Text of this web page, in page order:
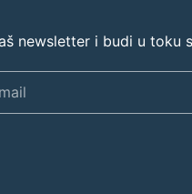
newsletter i budi u toku